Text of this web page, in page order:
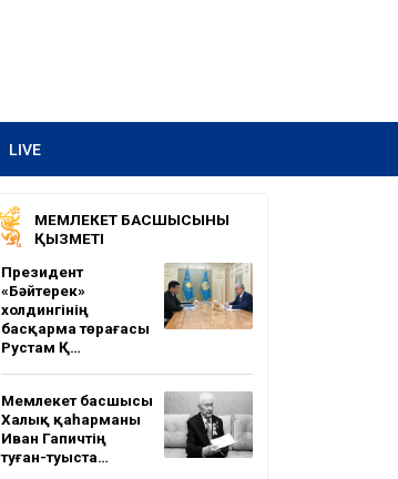
LIVE
МЕМЛЕКЕТ БАСШЫСЫНЫҢ
ҚЫЗМЕТІ
Президент
«Бәйтерек»
холдингінің
басқарма төрағасы
Рустам Қ…
Мемлекет басшысы
Халық қаһарманы
Иван Гапичтің
туған-туыста…